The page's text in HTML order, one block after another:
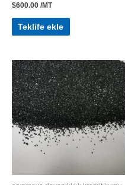
$600.00 /MT
Teklife ekle